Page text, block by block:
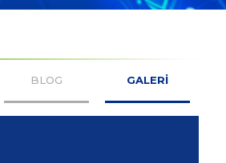
BLOG GALERİ